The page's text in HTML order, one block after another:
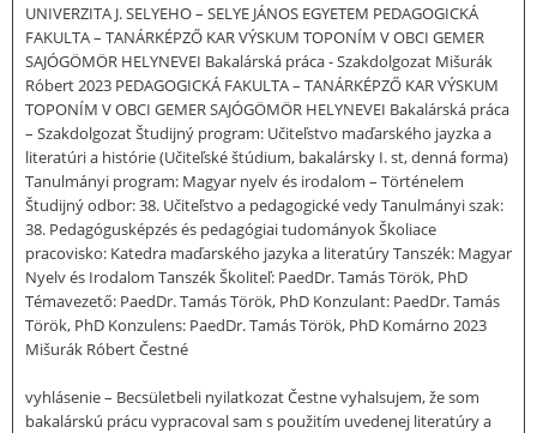
UNIVERZITA J. SELYEHO – SELYE JÁNOS EGYETEM PEDAGOGICKÁ
FAKULTA – TANÁRKÉPZŐ KAR VÝSKUM TOPONÍM V OBCI GEMER
SAJÓGÖMÖR HELYNEVEI Bakalárská práca - Szakdolgozat Mišurák
Róbert 2023 PEDAGOGICKÁ FAKULTA – TANÁRKÉPZŐ KAR VÝSKUM
TOPONÍM V OBCI GEMER SAJÓGÖMÖR HELYNEVEI Bakalárská práca
– Szakdolgozat Študijný program: Učiteľstvo maďarského jayzka a
literatúri a histórie (Učiteľské štúdium, bakalársky I. st, denná forma)
Tanulmányi program: Magyar nyelv és irodalom – Történelem
Študijný odbor: 38. Učiteľstvo a pedagogické vedy Tanulmányi szak:
38. Pedagógusképzés és pedagógiai tudományok Školiace
pracovisko: Katedra maďarského jazyka a literatúry Tanszék: Magyar
Nyelv és Irodalom Tanszék Školiteľ: PaedDr. Tamás Török, PhD
Témavezető: PaedDr. Tamás Török, PhD Konzulant: PaedDr. Tamás
Török, PhD Konzulens: PaedDr. Tamás Török, PhD Komárno 2023
Mišurák Róbert Čestné
vyhlásenie – Becsületbeli nyilatkozat Čestne vyhalsujem, že som
bakalárskú prácu vypracoval sam s použitím uvedenej literatúry a